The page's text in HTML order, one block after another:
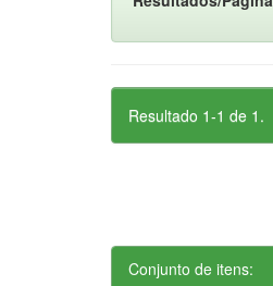
Resultado 1-1 de 1.
Conjunto de itens: